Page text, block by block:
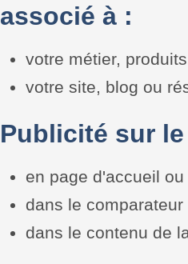
associé à :
votre métier,
votre site, blog ou
Publicité sur
en page d'accueil
dans le comparateur
dans le contenu de